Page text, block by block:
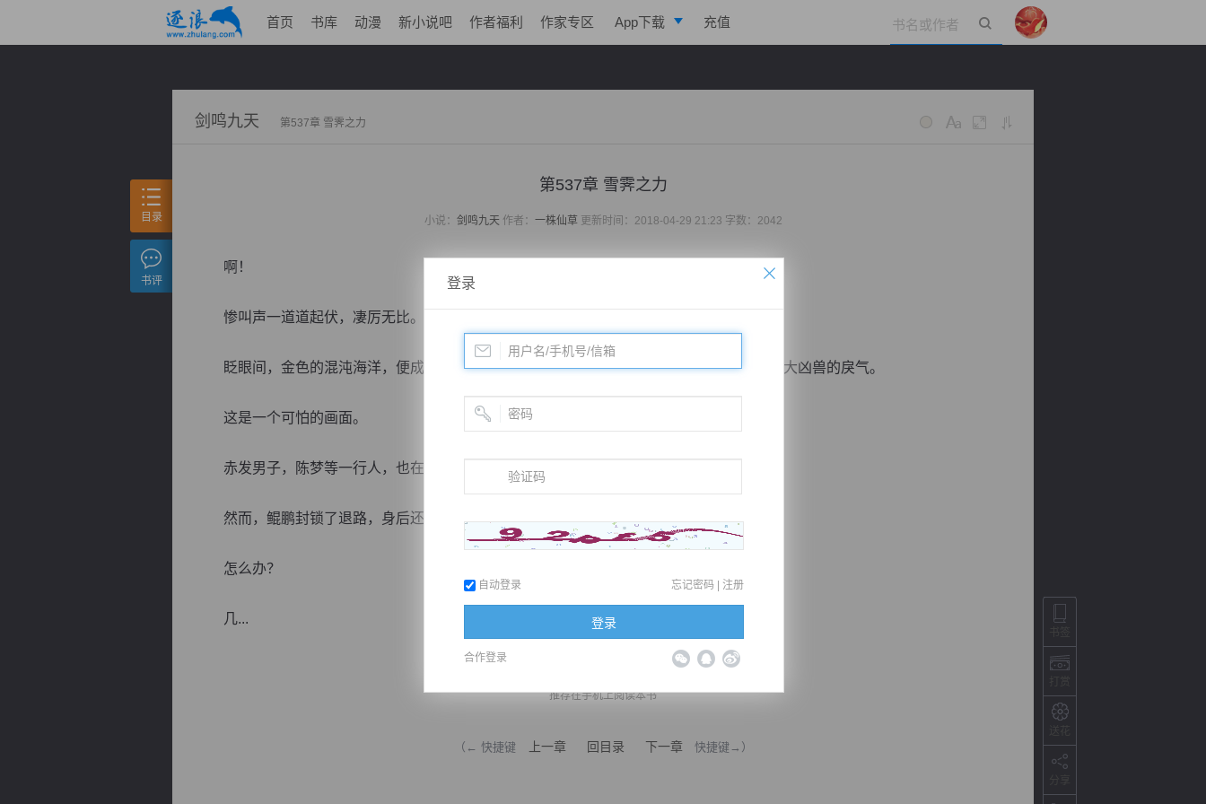
首页 书库 动漫 新小说吧 作者福利 作家专区 App下载 充值
剑鸣九天 第537章 雪霁之力
第537章 雪霁之力
小说： 剑鸣九天 作者： 一株仙草更新时间：2018-04-29 21:23 字数：2042
啊！
惨叫声一道道起伏，凄厉无比。
眨眼间，金色的混沌海洋，便成为了鲜红的，到处都弥漫着血腥味，还有那一抹源自于两大凶兽的戾气。
这是一个可怕的画面。
赤发男子，陈梦等一行人，也在混乱中倒退。
然而，鲲鹏封锁了退路，身后还有金乌的杀伐，他们被夹在中央了。
怎么办？
几...
推荐在手机上阅读本书
（← 快捷键 上一章 回目录 下一章 快捷键→）
目录
书评 登录
自动登录 忘记密码 | 注册
登录
合作登录